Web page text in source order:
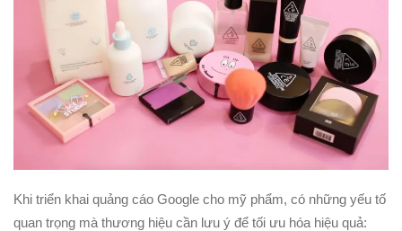
Khi triển khai quảng cáo Google cho mỹ phẩm, có những yếu tố
quan trọng mà thương hiệu cần lưu ý để tối ưu hóa hiệu quả: